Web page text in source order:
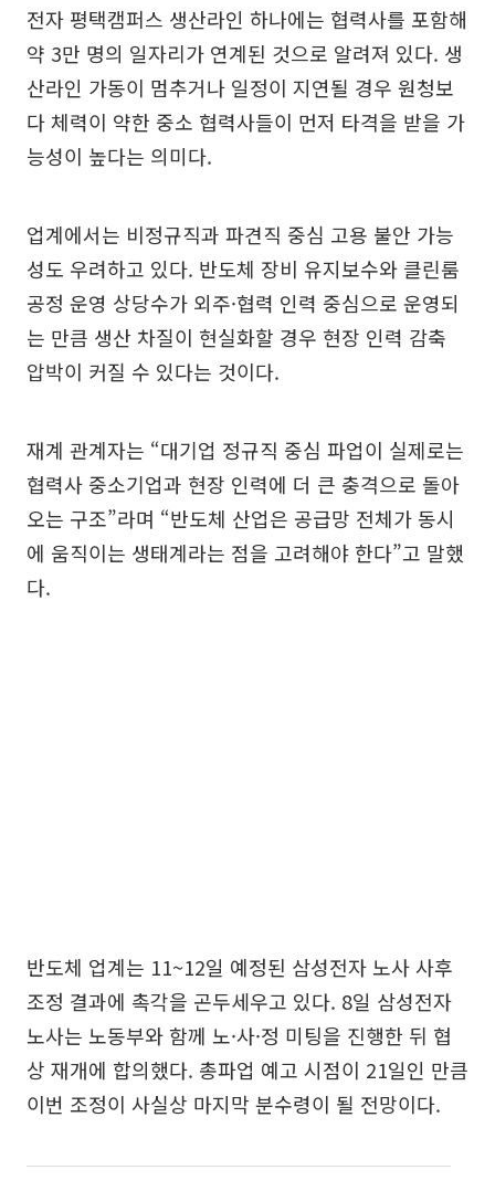
전자 평택캠퍼스 생산라인 하나에는 협력사를 포함해
약 3만 명의 일자리가 연계된 것으로 알려져 있다. 생
산라인 가동이 멈추거나 일정이 지연될 경우 원청보
다 체력이 약한 중소 협력사들이 먼저 타격을 받을 가
능성이 높다는 의미다.
업계에서는 비정규직과 파견직 중심 고용 불안 가능
성도 우려하고 있다. 반도체 장비 유지보수와 클린룸
공정 운영 상당수가 외주·협력 인력 중심으로 운영되
는 만큼 생산 차질이 현실화할 경우 현장 인력 감축
압박이 커질 수 있다는 것이다.
재계 관계자는 “대기업 정규직 중심 파업이 실제로는
협력사 중소기업과 현장 인력에 더 큰 충격으로 돌아
오는 구조”라며 “반도체 산업은 공급망 전체가 동시
에 움직이는 생태계라는 점을 고려해야 한다”고 말했
다.
반도체 업계는 11~12일 예정된 삼성전자 노사 사후
조정 결과에 촉각을 곤두세우고 있다. 8일 삼성전자
노사는 노동부와 함께 노·사·정 미팅을 진행한 뒤 협
상 재개에 합의했다. 총파업 예고 시점이 21일인 만큼
이번 조정이 사실상 마지막 분수령이 될 전망이다.